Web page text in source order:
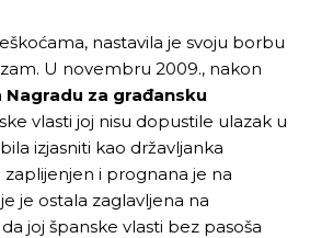
nastavila je svoju borbu
U novembru 2009., nakon
Nagradu za građansku
vlasti joj nisu dopustile ulazak u
izjasniti kao državljanka
zaplijenjen i prognana je na
je ostala zaglavljena na
joj španske vlasti bez pasoša